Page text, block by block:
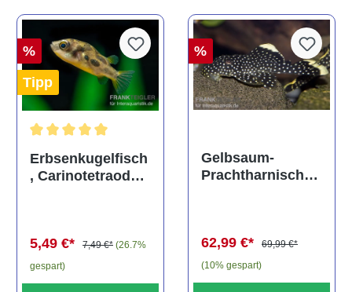
%
Tipp
Durchschnittliche Bewertung von 5 von 5 Sternen
Erbsenkugelfisch
, Carinotetraodon
5,49 €* 7,49 €* (26.7%
gespart)
%
Gelbsaum-
Prachtharnischw
62,99 €*
69,99 €*
(10% gespart)